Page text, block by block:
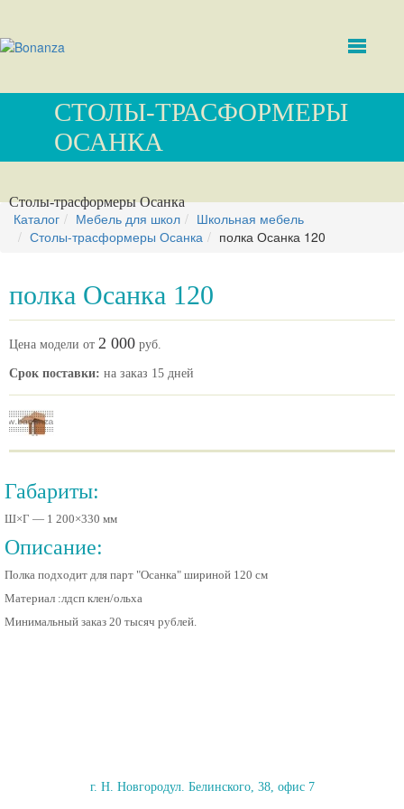
СТОЛЫ-ТРАСФОРМЕРЫ
ОСАНКА
Столы-трасформеры Осанка
Каталог Мебель для школ
Школьная мебель
Столы-трасформеры Осанка
полка Осанка 120
полка Осанка 120
Цена модели от 2 000 руб.
Срок поставки: на заказ 15 дней
Габариты:
Ш×Г — 1 200×330 мм
Описание:
Полка подходит для парт "Осанка" шириной 120 см
Материал :лдсп клен/ольха
Минимальный заказ 20 тысяч рублей.
г. Н. Новгородул. Белинского, 38, офис 7